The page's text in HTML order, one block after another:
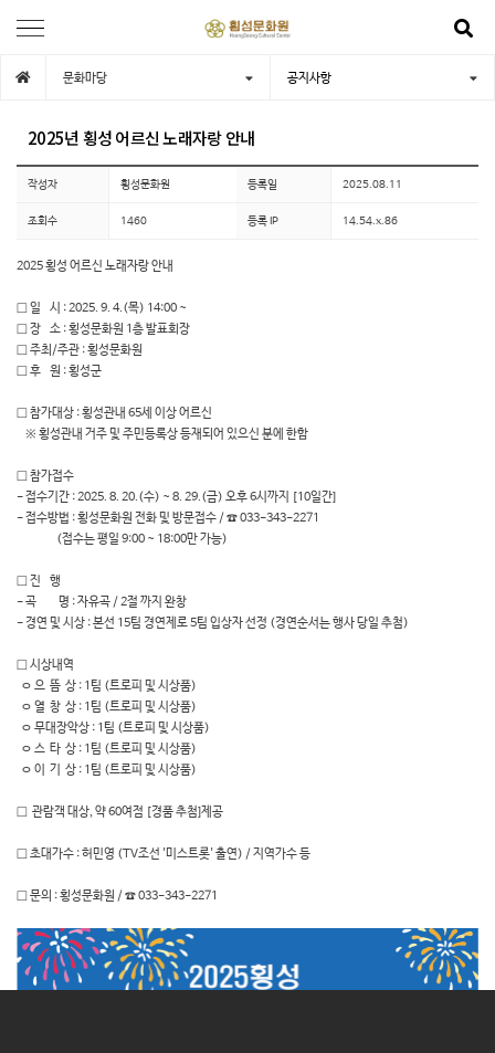
문화마당 공지사항
2025년 횡성 어르신 노래자랑 안내
작성자 횡성문화원 등록일 2025.08.11
조회수 1460 등록 IP 14.54.x.86
2025 횡성 어르신 노래자랑 안내
□ 일 시 : 2025. 9. 4.(목) 14:00 ~
□ 장 소 : 횡성문화원 1층 발표회장
□ 주최/주관 : 횡성문화원
□ 후 원 : 횡성군
□ 참가대상 : 횡성관내 65세 이상 어르신
※ 횡성관내 거주 및 주민등록상 등재되어 있으신 분에 한함
□ 참가접수
- 접수기간 : 2025. 8. 20.(수) ~ 8. 29.(금) 오후 6시까지 [10일간]
- 접수방법 : 횡성문화원 전화 및 방문접수 / ☎ 033-343-2271
(접수는 평일 9:00 ~ 18:00만 가능)
□ 진 행
- 곡 명 : 자유곡 / 2절 까지 완창
- 경연 및 시상 : 본선 15팀 경연제로 5팀 입상자 선정 (경연순서는 행사 당일 추첨)
□ 시상내역
ㅇ 으 뜸 상 : 1팀 (트로피 및 시상품)
ㅇ 열 창 상 : 1팀 (트로피 및 시상품)
ㅇ 무대장악상 : 1팀 (트로피 및 시상품)
ㅇ 스 타 상 : 1팀 (트로피 및 시상품)
ㅇ 이 기 상 : 1팀 (트로피 및 시상품)
□ 관람객 대상, 약 60여점 [경품 추첨]제공
□ 초대가수 : 허민영 (TV조선 '미스트롯' 출연) / 지역가수 등
□ 문의 : 횡성문화원 / ☎ 033-343-2271